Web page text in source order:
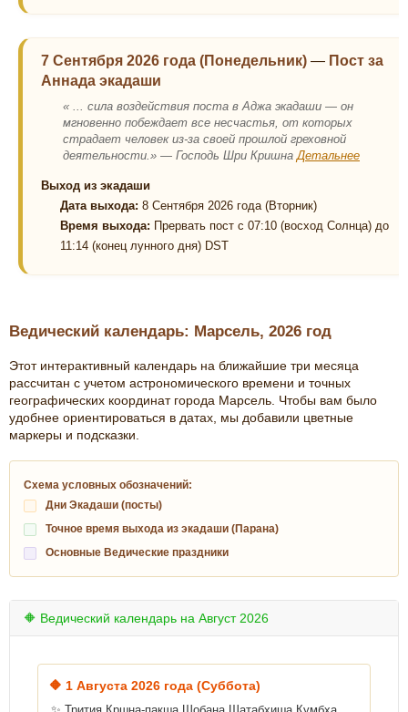
7 Сентября 2026 года (Понедельник) — Пост за
Аннада экадаши
« ... сила воздействия поста в Аджа экадаши — он
мгновенно побеждает все несчастья, от которых
страдает человек из-за своей прошлой греховной
деятельности.» — Господь Шри КришнаДетальнее
Выход из экадаши
Дата выхода: 8 Сентября 2026 года (Вторник)
Время выхода: Прервать пост с 07:10 (восход Солнца) до
11:14 (конец лунного дня) DST
Ведический календарь: Марсель, 2026 год
Этот интерактивный календарь на ближайшие три месяца
рассчитан с учетом астрономического времени и точных
географических координат города Марсель. Чтобы вам было
удобнее ориентироваться в датах, мы добавили цветные
маркеры и подсказки.
Схема условных обозначений:
Дни Экадаши (посты)
Точное время выхода из экадаши (Парана)
Основные Ведические праздники
🔶 Ведический календарь на Август 2026
🔶 1 Августа 2026 года (Суббота)